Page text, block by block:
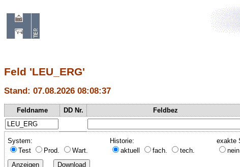
Feld 'LEU_ERG'
Stand: 07.08.2026 08:08:37
Feldname DD Nr. Feldbez
System:
Test
Prod. Wart.
Historie:
aktuell
fach. tech.
exakte
nein